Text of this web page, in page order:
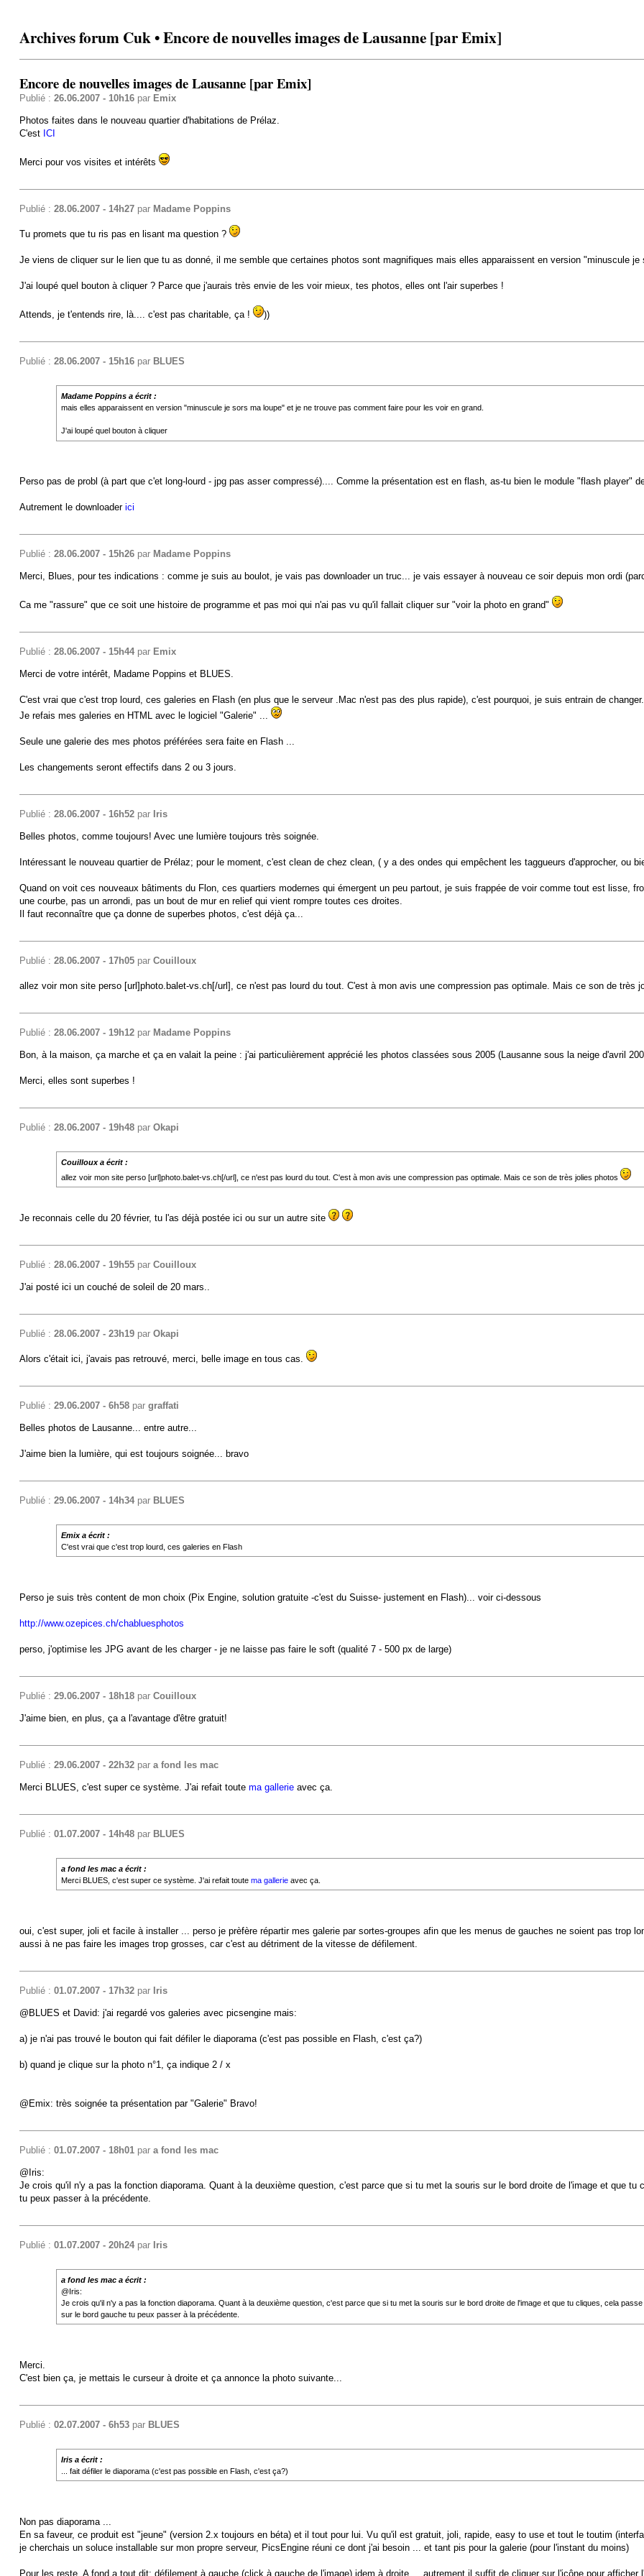
Archives forum Cuk • Encore de nouvelles images de Lausanne [par Emix]
Encore de nouvelles images de Lausanne [par Emix]
Publié : 26.06.2007 - 10h16par Emix
Photos faites dans le nouveau quartier d'habitations de Prélaz.
C'est ICI
Merci pour vos visites et intérêts
Publié : 28.06.2007 - 14h27par Madame Poppins
Tu promets que tu ris pas en lisant ma question ?
Je viens de cliquer sur le lien que tu as donné, il me semble que certaines photos sont magnifiques mais elles apparaissent en version "minuscule
J'ai loupé quel bouton à cliquer ? Parce que j'aurais très envie de les voir mieux, tes photos, elles ont l'air superbes !
Attends, je t'entends rire, là.... c'est pas charitable, ça ! ))
Publié : 28.06.2007 - 15h16par BLUES
Madame Poppins a écrit :
mais elles apparaissent en version "minuscule je sors ma loupe" et je ne trouve pas comment faire pour les voir en grand.
J'ai loupé quel bouton à cliquer
Perso pas de probl (à part que c'et long-lourd - jpg pas asser compressé).... Comme la présentation est en flash, as-tu bien le module "flash player"
Autrement le downloader ici
Publié : 28.06.2007 - 15h26par Madame Poppins
Merci, Blues, pour tes indications : comme je suis au boulot, je vais pas downloader un truc... je vais essayer à nouveau ce soir depuis mon ordi
Ca me "rassure" que ce soit une histoire de programme et pas moi qui n'ai pas vu qu'il fallait cliquer sur "voir la photo en grand"
Publié : 28.06.2007 - 15h44par Emix
Merci de votre intérêt, Madame Poppins et BLUES.
C'est vrai que c'est trop lourd, ces galeries en Flash (en plus que le serveur .Mac n'est pas des plus rapide), c'est pourquoi, je suis entrain de changer.
Je refais mes galeries en HTML avec le logiciel "Galerie" ...
Seule une galerie des mes photos préférées sera faite en Flash ...
Les changements seront effectifs dans 2 ou 3 jours.
Publié : 28.06.2007 - 16h52par Iris
Belles photos, comme toujours! Avec une lumière toujours très soignée.
Intéressant le nouveau quartier de Prélaz; pour le moment, c'est clean de chez clean, ( y a des ondes qui empêchent les taggueurs d'approcher, ou
Quand on voit ces nouveaux bâtiments du Flon, ces quartiers modernes qui émergent un peu partout, je suis frappée de voir comme tout est lisse,
une courbe, pas un arrondi, pas un bout de mur en relief qui vient rompre toutes ces droites.
Il faut reconnaître que ça donne de superbes photos, c'est déjà ça...
Publié : 28.06.2007 - 17h05par Couilloux
allez voir mon site perso [url]photo.balet-vs.ch[/url], ce n'est pas lourd du tout. C'est à mon avis une compression pas optimale. Mais ce son de très
Publié : 28.06.2007 - 19h12par Madame Poppins
Bon, à la maison, ça marche et ça en valait la peine : j'ai particulièrement apprécié les photos classées sous 2005 (Lausanne sous la neige d'avril
Merci, elles sont superbes !
Publié : 28.06.2007 - 19h48par Okapi
Couilloux a écrit :
allez voir mon site perso [url]photo.balet-vs.ch[/url], ce n'est pas lourd du tout. C'est à mon avis une compression pas optimale. Mais ce son de très jolies photos
Je reconnais celle du 20 février, tu l'as déjà postée ici ou sur un autre site
Publié : 28.06.2007 - 19h55par Couilloux
J'ai posté ici un couché de soleil de 20 mars..
Publié : 28.06.2007 - 23h19par Okapi
Alors c'était ici, j'avais pas retrouvé, merci, belle image en tous cas.
Publié : 29.06.2007 - 6h58par graffati
Belles photos de Lausanne... entre autre...
J'aime bien la lumière, qui est toujours soignée... bravo
Publié : 29.06.2007 - 14h34par BLUES
Emix a écrit :
C'est vrai que c'est trop lourd, ces galeries en Flash
Perso je suis très content de mon choix (Pix Engine, solution gratuite -c'est du Suisse- justement en Flash)... voir ci-dessous
http://www.ozepices.ch/chabluesphotos
perso, j'optimise les JPG avant de les charger - je ne laisse pas faire le soft (qualité 7 - 500 px de large)
Publié : 29.06.2007 - 18h18par Couilloux
J'aime bien, en plus, ça a l'avantage d'être gratuit!
Publié : 29.06.2007 - 22h32par a fond les mac
Merci BLUES, c'est super ce système. J'ai refait toute ma gallerieavec ça.
Publié : 01.07.2007 - 14h48par BLUES
a fond les mac a écrit :
Merci BLUES, c'est super ce système. J'ai refait toute ma gallerieavec ça.
oui, c'est super, joli et facile à installer ... perso je prèfère répartir mes galerie par sortes-groupes afin que les menus de gauches ne soient pas trop
aussi à ne pas faire les images trop grosses, car c'est au détriment de la vitesse de défilement.
Publié : 01.07.2007 - 17h32par Iris
@BLUES et David: j'ai regardé vos galeries avec picsengine mais:
a) je n'ai pas trouvé le bouton qui fait défiler le diaporama (c'est pas possible en Flash, c'est ça?)
b) quand je clique sur la photo n°1, ça indique 2 / x
@Emix: très soignée ta présentation par "Galerie" Bravo!
Publié : 01.07.2007 - 18h01par a fond les mac
@Iris:
Je crois qu'il n'y a pas la fonction diaporama. Quant à la deuxième question, c'est parce que si tu met la souris sur le bord droite de l'image et que
tu peux passer à la précédente.
Publié : 01.07.2007 - 20h24par Iris
a fond les mac a écrit :
@Iris:
Je crois qu'il n'y a pas la fonction diaporama. Quant à la deuxième question, c'est parce que si tu met la souris sur le bord droite de l'image et que tu cliques, cela
sur le bord gauche tu peux passer à la précédente.
Merci.
C'est bien ça, je mettais le curseur à droite et ça annonce la photo suivante...
Publié : 02.07.2007 - 6h53par BLUES
Iris a écrit :
... fait défiler le diaporama (c'est pas possible en Flash, c'est ça?)
Non pas diaporama ...
En sa faveur, ce produit est "jeune" (version 2.x toujours en béta) et il tout pour lui. Vu qu'il est gratuit, joli, rapide, easy to use et tout le toutim
je cherchais un soluce installable sur mon propre serveur, PicsEngine réuni ce dont j'ai besoin ... et tant pis pour la galerie (pour l'instant du moins)
Pour les reste, A fond a tout dit: défilement à gauche (click à gauche de l'image) idem à droite.... autrement il suffit de cliquer sur l'icône pour afficher